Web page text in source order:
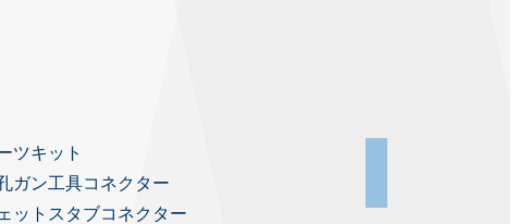
ツキット
ガン工具コネクター
ットスタブコネクター
バルクヘッドフィ